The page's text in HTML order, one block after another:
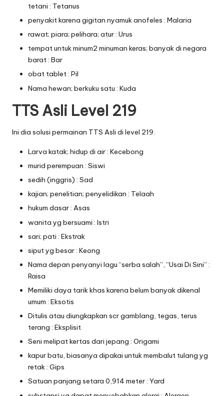
tetani : Tetanus
penyakit karena gigitan nyamuk anofeles : Malaria
rawat; piara; pelihara; atur : Urus
tempat untuk minum2 minuman keras; banyak di negara
barat : Bar
obat tablet : Pil
Nama hewan; berkuku satu : Kuda
TTS Asli Level 219
Ini dia solusi permainan TTS Asli di level 219.
Larva katak; hidup di air : Kecebong
murid perempuan : Siswi
sedih (inggris) : Sad
kajian; penelitian; penyelidikan : Telaah
hukum dasar : Asas
wanita yg bersuami : Istri
sari; pati : Ekstrak
siput yg besar : Keong
Nama depan penyanyi lagu “serba salah”, “Usai Di Sini” :
Raisa
Memiliki daya tarik khas karena belum banyak dikenal
umum : Eksotis
Ditulis atau diungkapkan scr gamblang, tegas, terus
terang : Eksplisit
Seni melipat kertas dari jepang : Origami
kapur batu, biasanya dipakai untuk membalut tulang yg
retak : Gips
Satuan panjang setara 0,914 meter : Yard